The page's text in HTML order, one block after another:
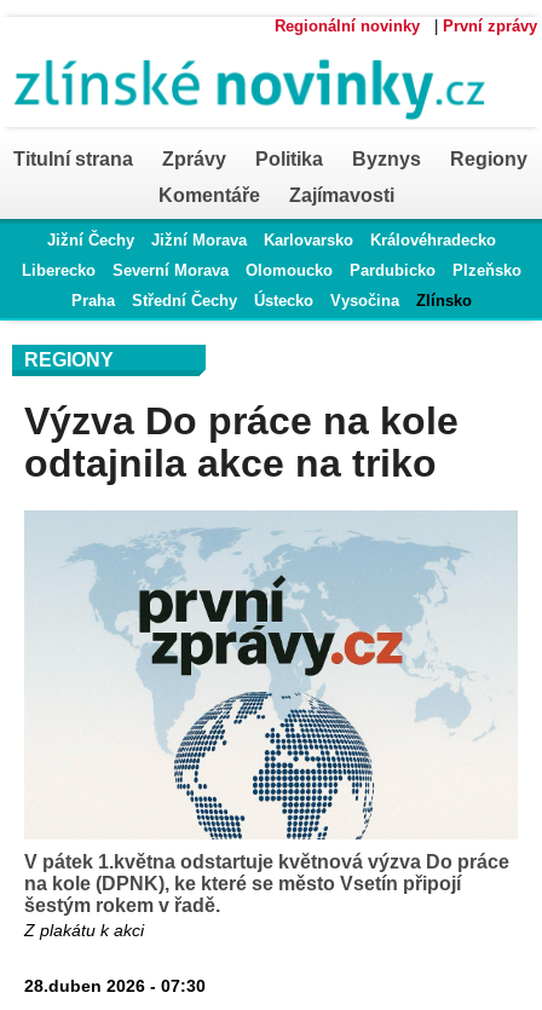
Regionální novinky První zprávy
Titulní strana Zprávy Politika Byznys
Regiony
Komentáře
Zajímavosti
Jižní Čechy Jižní Morava Karlovarsko
Královéhradecko
Liberecko
Severní Morava Olomoucko Pardubicko
Plzeňsko
Praha
Střední Čechy Ústecko Vysočina Zlínsko
REGIONY
Výzva Do práce na kole
odtajnila akce na triko
V pátek 1.května odstartuje květnová výzva Do práce
na kole (DPNK), ke které se město Vsetín připojí
šestým rokem v řadě.
Z plakátu k akci
28.duben 2026 - 07:30